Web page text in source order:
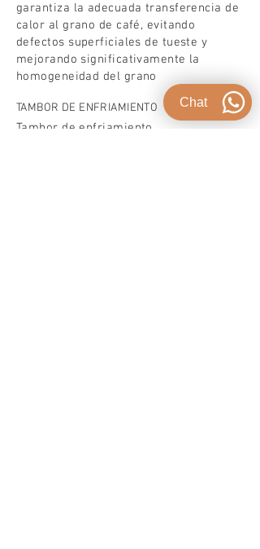
garantiza la adecuada transferencia de
calor al grano de café, evitando
defectos superficiales de tueste y
mejorando significativamente la
homogeneidad del grano
TAMBOR DE ENFRIAMIENTO
Tambor de enfriamiento
Chat